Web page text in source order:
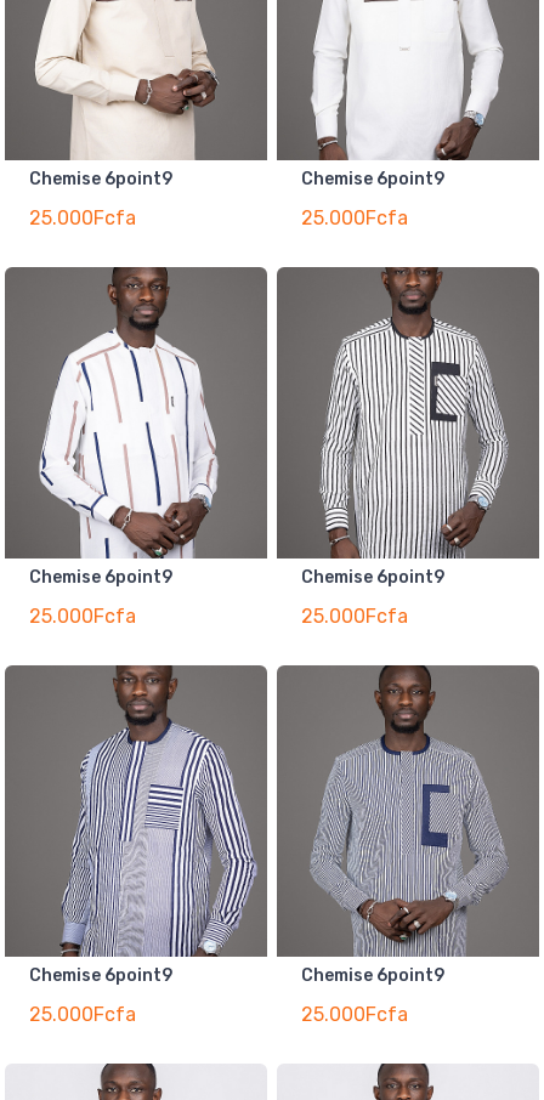
Chemise 6point9
25.000Fcfa
Chemise 6point9
25.000Fcfa
Chemise 6point9
25.000Fcfa
Chemise 6point9
25.000Fcfa
Chemise 6point9
25.000Fcfa
Chemise 6point9
25.000Fcfa